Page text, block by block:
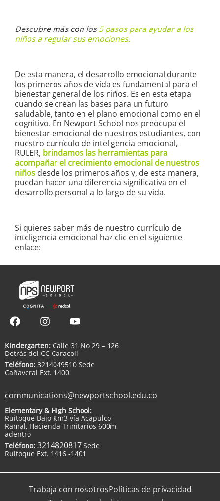
Descubre más con los5 pasos para ayudar a los
niños a regular sus emociones.
De esta manera, el desarrollo emocional durante
los primeros años de vida es fundamental para el
bienestar general de los niños. Es en esta etapa
cuando se crean las bases para un futuro
saludable, tanto en el plano emocional como en el
cognitivo. En Newport School nos preocupa el
bienestar emocional de nuestros estudiantes, con
nuestro currículo de inteligencia emocional,
RULER, brindamos las herramientas para
acompañar el crecimiento emocional de nuestros
niños desde los primeros años y, de esta manera,
puedan hacer una diferencia significativa en el
desarrollo personal a lo largo de su vida.
Si quieres saber más de nuestro currículo de
inteligencia emocional haz clic en el siguiente
enlace:
Kindergarten: Calle 31 No 29 – 126
Detrás del CC Caracolí
Teléfono: 3214049510 Sede
Cañaveral Ext. 1400
communications@newportschool.edu.co
Elementary & High School:
Ruitoque Bajo Km3 vía Acapulco
Ramal, Hacienda Trinitarios 600m
adentro
Teléfono: 3214820817 Sede
Ruitoque Ext. 1416 -1401
Trabaja con nosotrosPolíticas de privacidad